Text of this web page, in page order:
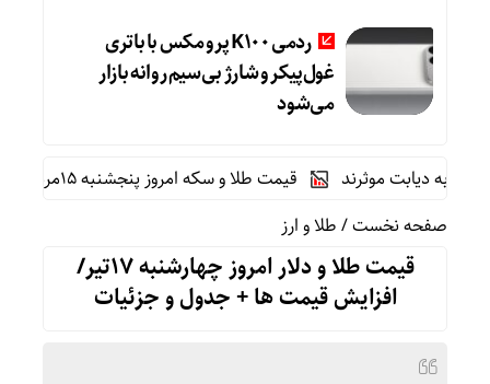
ردمی K100 پرو مکس با باتری
غول‌پیکر و شارژ بی‌سیم روانه بازار
می‌شود
دیابت موثرند
قیمت طلا و سکه امروز پنجشنبه 15مرداد/ تمام قیمت ها بر مدار افزایش + جدول
صفحه نخست/طلا و ارز
قیمت طلا و دلار امروز چهارشنبه 17تیر/
افزایش قیمت ها + جدول و جزئیات